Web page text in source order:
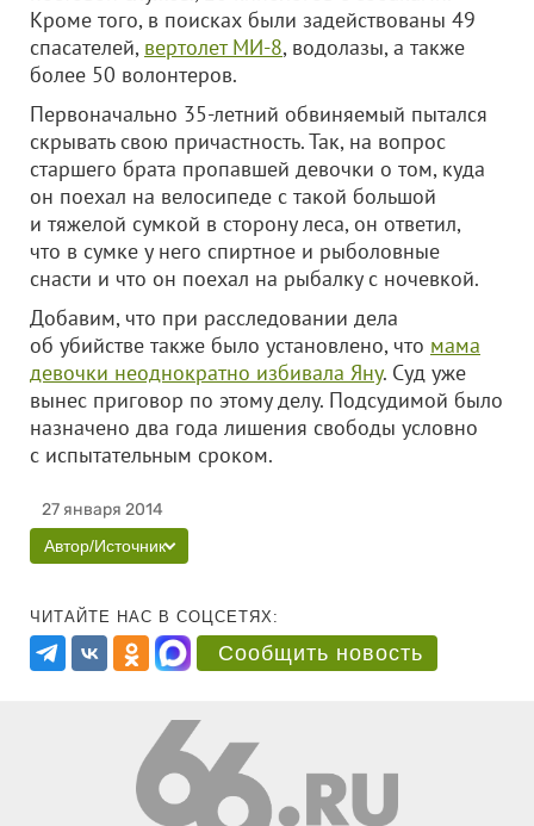
Кроме того, в поисках были задействованы 49
спасателей, вертолет МИ-8, водолазы, а также
более 50 волонтеров.
Первоначально 35-летний обвиняемый пытался
скрывать свою причастность. Так, на вопрос
старшего брата пропавшей девочки о том, куда
он поехал на велосипеде с такой большой
и тяжелой сумкой в сторону леса, он ответил,
что в сумке у него спиртное и рыболовные
снасти и что он поехал на рыбалку с ночевкой.
Добавим, что при расследовании дела
об убийстве также было установлено, что мама
девочки неоднократно избивала Яну. Суд уже
вынес приговор по этому делу. Подсудимой было
назначено два года лишения свободы условно
с испытательным сроком.
27 января 2014
Автор/Источник
ЧИТАЙТЕ НАС В СОЦСЕТЯХ:
Сообщить новость